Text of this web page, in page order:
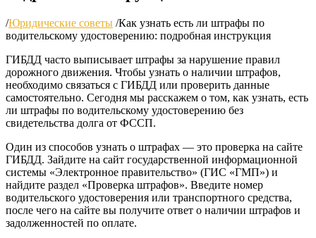
/Юридические советы /Как узнать есть ли штрафы по
водительскому удостоверению: подробная инструкция
ГИБДД часто выписывает штрафы за нарушение правил
дорожного движения. Чтобы узнать о наличии штрафов,
необходимо связаться с ГИБДД или проверить данные
самостоятельно. Сегодня мы расскажем о том, как узнать, есть
ли штрафы по водительскому удостоверению без
свидетельства долга от ФССП.
Один из способов узнать о штрафах — это проверка на сайте
ГИБДД. Зайдите на сайт государственной информационной
системы «Электронное правительство» (ГИС «ГМП») и
найдите раздел «Проверка штрафов». Введите номер
водительского удостоверения или транспортного средства,
после чего на сайте вы получите ответ о наличии штрафов и
задолженностей по оплате.